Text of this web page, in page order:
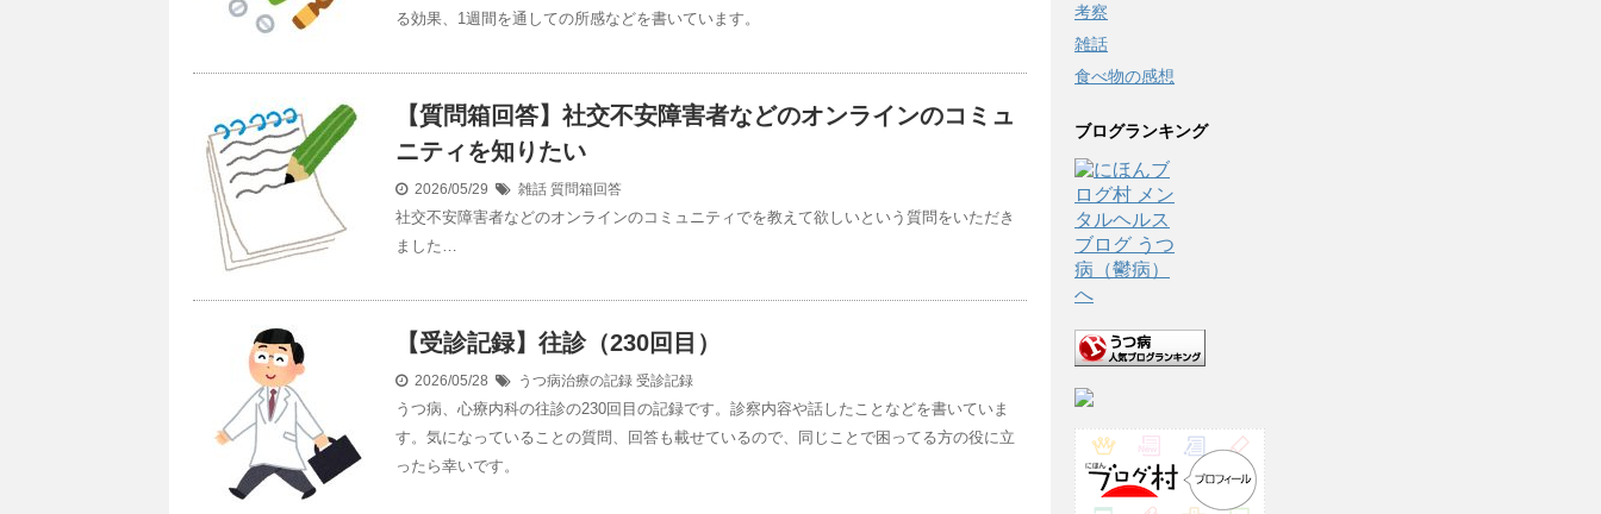
る効果、1週間を通しての所感などを書いています。
【質問箱回答】社交不安障害者などのオンラインのコミュ
ニティを知りたい
2026/05/29 雑話 質問箱回答
社交不安障害者などのオンラインのコミュニティでを教えて欲しいという質問をいただき
ました…
【受診記録】往診（230回目）
2026/05/28 うつ病治療の記録 受診記録
うつ病、心療内科の往診の230回目の記録です。診察内容や話したことなどを書いていま
す。気になっていることの質問、回答も載せているので、同じことで困ってる方の役に立
ったら幸いです。
考察
雑話
食べ物の感想
ブログランキング